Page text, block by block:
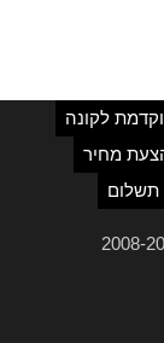
לקונה
מחיר
תשלום